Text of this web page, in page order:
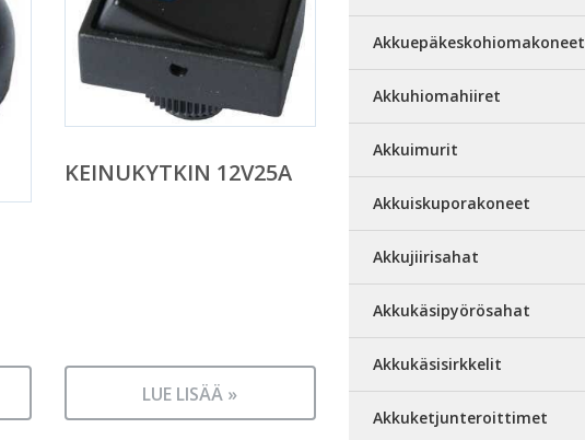
KEINUKYTKIN 12V25A
LUE LISÄÄ »
Akkuepäkeskohiomakoneet
Akkuhiomahiiret
Akkuimurit
Akkuiskuporakoneet
Akkujiirisahat
Akkukäsipyörösahat
Akkukäsisirkkelit
Akkuketjunteroittimet